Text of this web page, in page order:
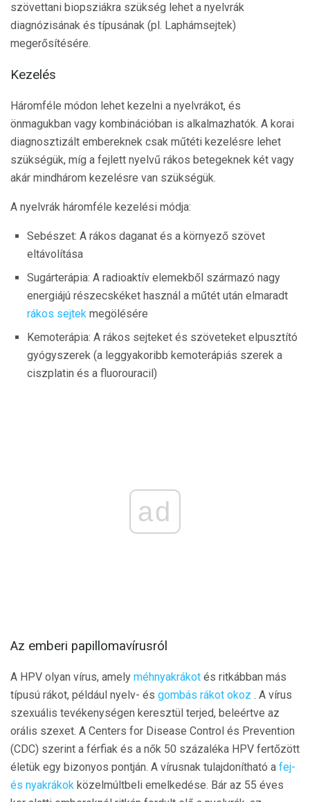
szövettani biopsziákra szükség lehet a nyelvrák
diagnózisának és típusának (pl. Laphámsejtek)
megerősítésére.
Kezelés
Háromféle módon lehet kezelni a nyelvrákot, és
önmagukban vagy kombinációban is alkalmazhatók. A korai
diagnosztizált embereknek csak műtéti kezelésre lehet
szükségük, míg a fejlett nyelvű rákos betegeknek két vagy
akár mindhárom kezelésre van szükségük.
A nyelvrák háromféle kezelési módja:
Sebészet: A rákos daganat és a környező szövet
eltávolítása
Sugárterápia: A radioaktív elemekből származó nagy
energiájú részecskéket használ a műtét után elmaradt
rákos sejtek megölésére
Kemoterápia: A rákos sejteket és szöveteket elpusztító
gyógyszerek (a leggyakoribb kemoterápiás szerek a
ciszplatin és a fluorouracil)
ad
Az emberi papillomavírusról
A HPV olyan vírus, amely méhnyakrákot és ritkábban más
típusú rákot, például nyelv- és gombás rákot okoz . A vírus
szexuális tevékenységen keresztül terjed, beleértve az
orális szexet. A Centers for Disease Control és Prevention
(CDC) szerint a férfiak és a nők 50 százaléka HPV fertőzött
életük egy bizonyos pontján. A vírusnak tulajdonítható a fej-
és nyakrákok közelmúltbeli emelkedése. Bár az 55 éves